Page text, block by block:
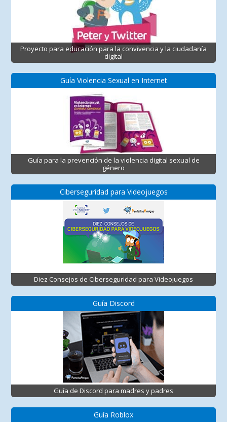
Proyecto para educación para la convivencia y la ciudadanía
digital
Guía Violencia Sexual en Internet
Guía para la prevención de la violencia digital sexual de
género
Ciberseguridad para Videojuegos
Diez Consejos de Ciberseguridad para Videojuegos
Guía Discord
Guía de Discord para madres y padres
Guía Roblox